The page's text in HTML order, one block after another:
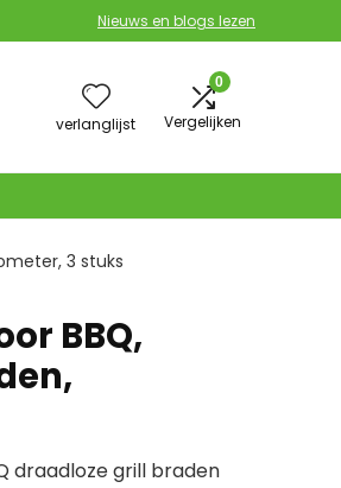
Nieuws en blogs lezen
verlanglijst
0
Vergelijken
3 stuks
BBQ,
draadloze grill braden